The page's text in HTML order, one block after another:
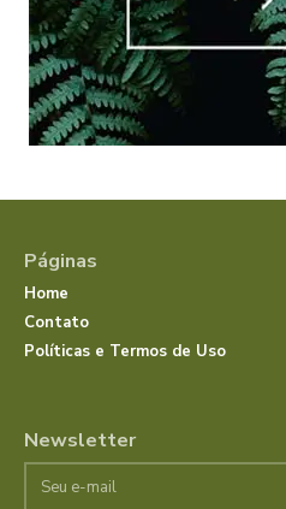
Páginas
Home
Contato
Políticas e Termos de Uso
Newsletter